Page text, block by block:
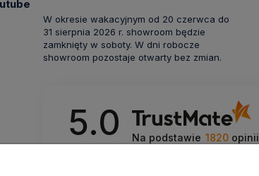
W okresie wakacyjnym od 20 czerwca do
31 sierpnia 2026 r. showroom będzie
zamknięty w soboty. W dni robocze
showroom pozostaje otwarty bez zmian.
5.0 Na podstawie 1820opinii